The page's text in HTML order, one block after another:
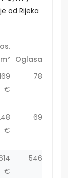
od Rijeka
Oglasa
€
78
€
69
€
546